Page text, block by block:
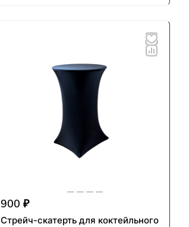
900 ₽
Стрейч-скатерть для коктейльного